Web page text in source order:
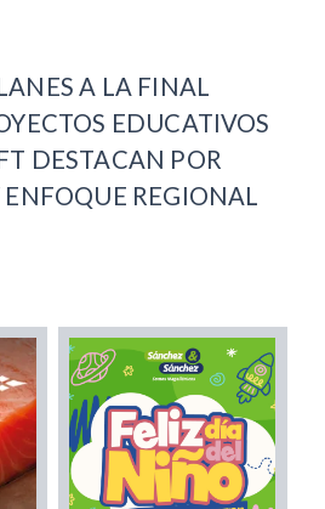
A LA FINAL
EDUCATIVOS
DESTACAN POR
REGIONAL